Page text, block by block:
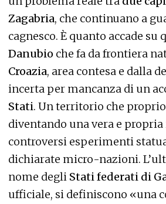
Zagabria, che continuano a
cagnesco. È quanto accade su
Danubio che fa da frontiera
Croazia, area contesa e dalla
incerta per mancanza di un
Stati. Un territorio che
diventando una vera e
controversi esperimenti
dichiarate micro-nazioni.
nome degli Stati federati di
ufficiale, si definiscono «una